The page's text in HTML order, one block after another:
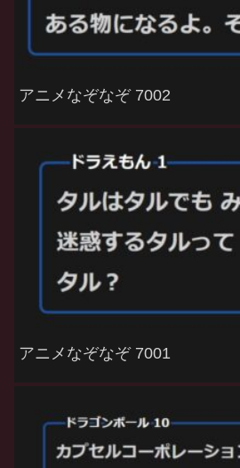
アニメなぞなぞ 7002
アニメなぞなぞ 7001